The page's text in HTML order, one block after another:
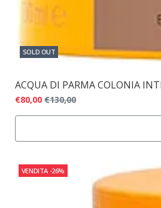
SOLD OUT
ACQUA DI PARMA COLONIA
€80,00 €130,00
VENDITA -26%